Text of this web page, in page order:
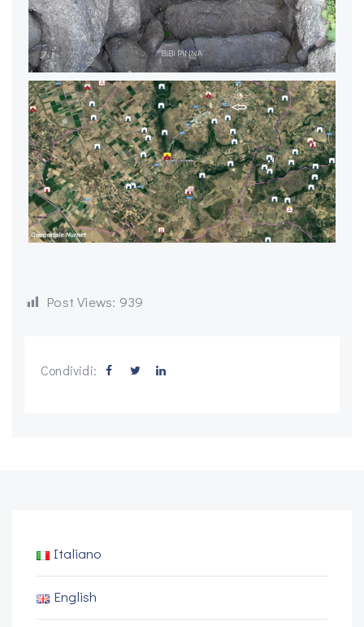
Post Views: 939
Condividi:
Italiano
English